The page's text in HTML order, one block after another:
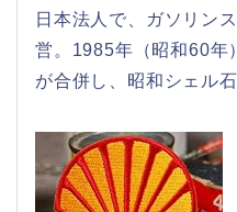
日本法人で、ガソリン
営。1985年（昭和60年
が合併し、昭和シェル